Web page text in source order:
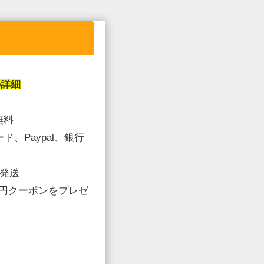
細
料
、 Paypal、銀行
送
クーポンをプレゼ